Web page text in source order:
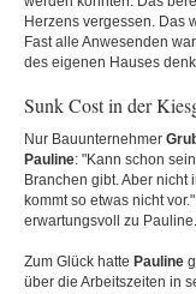
Herzens vergessen. Das
Fast alle Anwesenden
des eigenen Hauses
Sunk Cost in der
Nur Bauunternehmer
Pauline: "Kann schon
Branchen gibt. Aber
kommt so etwas nicht
erwartungsvoll zu Pauline.
Zum Glück hatte Pauline
über die Arbeitszeiten in